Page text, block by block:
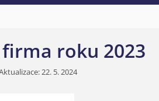
roku 2023
22. 5. 2024